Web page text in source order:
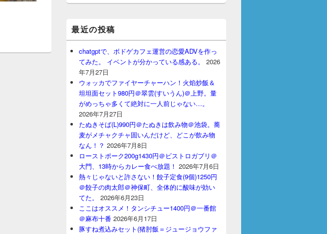
最近の投稿
chatgptで、ボドゲカフェ運営の恋愛ADVを作っ
てみた。 イベントが分かっている感ある。
2026
年7月27日
ウォッカでファイヤーチャーハン！火焰炒飯＆
坦坦面セット980円＠翠雲(すいうん)＠上野。量
がめっちゃ多くて絶対に一人前じゃない…。
2026年7月27日
たぬきそば(L)990円＠たぬきは飲み物＠池袋。蕎
麦がメチャクチャ固いんだけど、どこが飲み物
なん！？ 2026年7月8日
ローストポーク200g1430円＠ビストロガブリ＠
大門、13時からカレー食べ放題！ 2026年7月6日
熱々じゃないと許さない！餃子定食(9個)1250円
＠餃子の肉太郎＠神保町、全体的に酸味が効い
てた。
2026年6月23日
ここはオススメ！タンシチュー1400円＠一番館
＠麻布十番 2026年6月17日
豚すね煮込みセット(猪肘飯＝ジュージョウファ